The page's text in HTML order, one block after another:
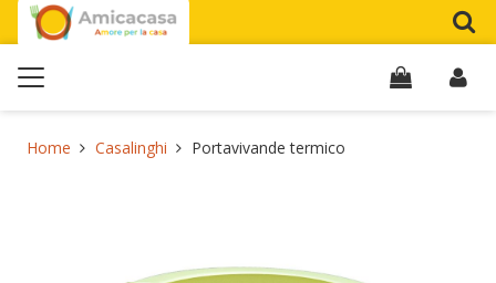
Home Casalinghi Portavivande termico